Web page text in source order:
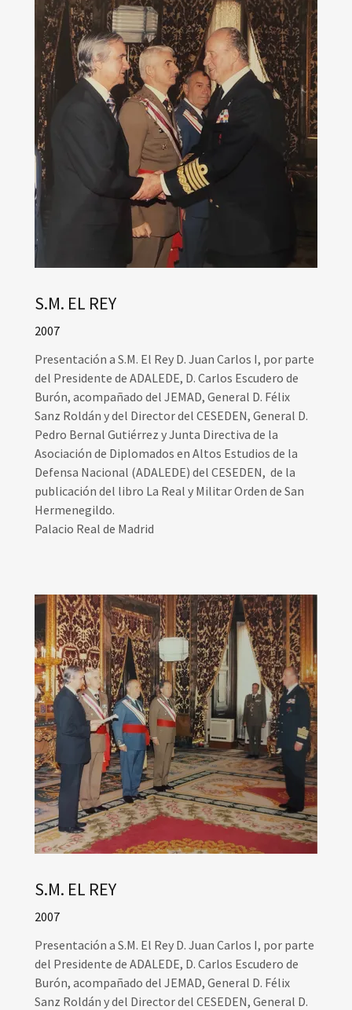
S.M. EL REY
2007
Presentación a S.M. El Rey D. Juan Carlos I, por parte
del Presidente de ADALEDE, D. Carlos Escudero de
Burón, acompañado del JEMAD, General D. Félix
Sanz Roldán y del Director del CESEDEN, General D.
Pedro Bernal Gutiérrez y Junta Directiva de la
Asociación de Diplomados en Altos Estudios de la
Defensa Nacional (ADALEDE) del CESEDEN, de la
publicación del libro La Real y Militar Orden de San
Hermenegildo.
Palacio Real de Madrid
S.M. EL REY
2007
Presentación a S.M. El Rey D. Juan Carlos I, por parte
del Presidente de ADALEDE, D. Carlos Escudero de
Burón, acompañado del JEMAD, General D. Félix
Sanz Roldán y del Director del CESEDEN, General D.